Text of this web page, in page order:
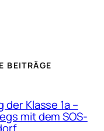
BEITRÄGE
der Klasse 1a –
mit dem SOS-